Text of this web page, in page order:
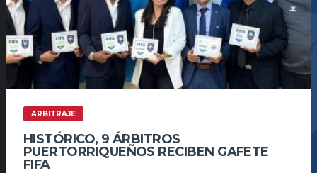
ARBITRAJE
HISTÓRICO, 9 ÁRBITROS
PUERTORRIQUEÑOS RECIBEN GAFETE
FIFA